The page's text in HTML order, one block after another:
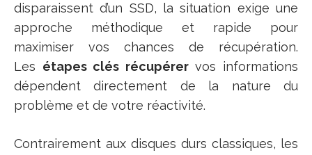
disparaissent d’un SSD, la situation exige une
approche méthodique et rapide pour
maximiser vos chances de récupération.
Les étapes clés récupérervos informations
dépendent directement de la nature du
problème et de votre réactivité.
Contrairement aux disques durs classiques, les